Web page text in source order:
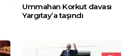
Ummahan Korkut davası
Yargıtay’a taşındı